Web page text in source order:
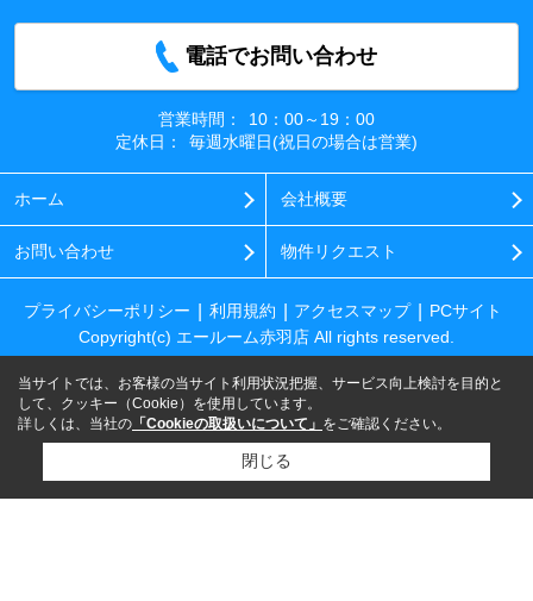
電話でお問い合わせ
営業時間：
10：00～19：00
定休日：
毎週水曜日(祝日の場合は営業)
ホーム 会社概要
お問い合わせ 物件リクエスト
プライバシーポリシー 利用規約 アクセスマップ
PCサイト
Copyright(c) エールーム赤羽店 All rights reserved.
当サイトでは、お客様の当サイト利用状況把握、サービス向上検討を目的と
して、クッキー（Cookie）を使用しています。
詳しくは、当社の 「Cookieの取扱いについて」 をご確認ください。
閉じる